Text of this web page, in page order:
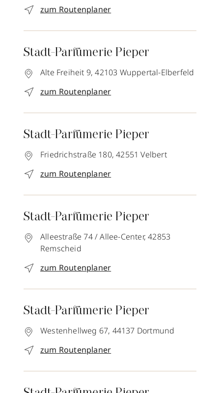
zum Routenplaner
Stadt-Parfümerie Pieper
Alte Freiheit 9, 42103 Wuppertal-Elberfeld
zum Routenplaner
Stadt-Parfümerie Pieper
Friedrichstraße 180, 42551 Velbert
zum Routenplaner
Stadt-Parfümerie Pieper
Alleestraße 74 / Allee-Center, 42853
Remscheid
zum Routenplaner
Stadt-Parfümerie Pieper
Westenhellweg 67, 44137 Dortmund
zum Routenplaner